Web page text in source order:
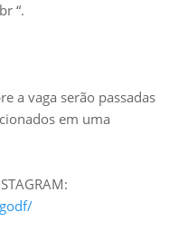
“.
a vaga serão passadas
em uma